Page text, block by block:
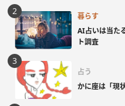
暮らす
AI占いは当た
ト調査
占う
かに座は「現